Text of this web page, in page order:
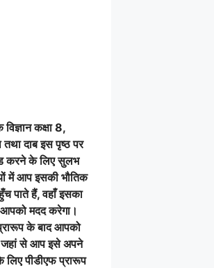
कक्षा 8,
दाब इस पृष्ठ पर
करने के लिए सुलभ
में आप इसकी भौतिक
पाते हैं, वहाँ इसका
मदद करेगा।
के बाद आपको
जहां से आप इसे अपने
लिए पीडीएफ प्रारूप